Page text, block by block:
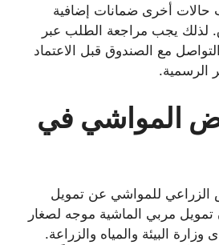
حالات أخرى ضمانات إضافية
لذلك يجب مراجعة الطلب عبر
مع الصندوق قبل الاعتماد
الرسمية.
المواشي في
للمواشي عن تمويل
تمويل مربي الماشية موجه لصغار
وزارة البيئة والمياه والزراعة.